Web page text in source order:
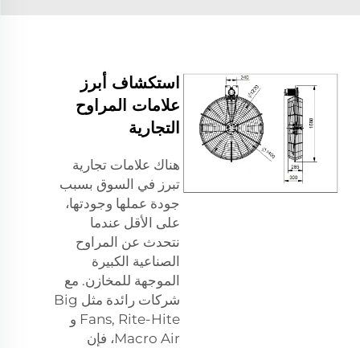
استكشاف أبرز
علامات المراوح
التجارية
هناك علامات تجارية
تبرز في السوق بسبب
جودة عملها وجودتها،
على الأقل عندما
نتحدث عن المراوح
الصناعية الكبيرة
الموجهة للمخازن. مع
شركات رائدة مثل Big
Fans, Rite-Hite و
Macro Air، فإن